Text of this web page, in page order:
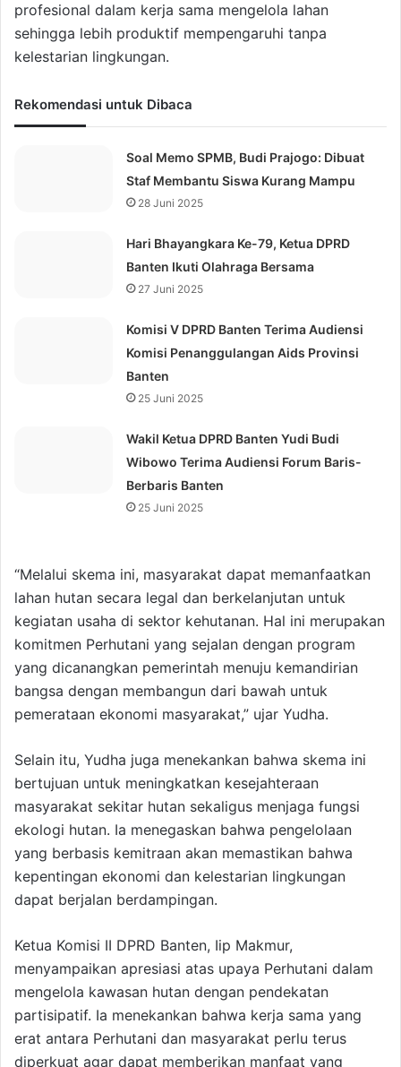
profesional dalam kerja sama mengelola lahan
sehingga lebih produktif mempengaruhi tanpa
kelestarian lingkungan.
Rekomendasi untuk Dibaca
Soal Memo SPMB, Budi Prajogo: Dibuat
Staf Membantu Siswa Kurang Mampu
28 Juni 2025
Hari Bhayangkara Ke-79, Ketua DPRD
Banten Ikuti Olahraga Bersama
27 Juni 2025
Komisi V DPRD Banten Terima Audiensi
Komisi Penanggulangan Aids Provinsi
Banten
25 Juni 2025
Wakil Ketua DPRD Banten Yudi Budi
Wibowo Terima Audiensi Forum Baris-
Berbaris Banten
25 Juni 2025
“Melalui skema ini, masyarakat dapat memanfaatkan
lahan hutan secara legal dan berkelanjutan untuk
kegiatan usaha di sektor kehutanan. Hal ini merupakan
komitmen Perhutani yang sejalan dengan program
yang dicanangkan pemerintah menuju kemandirian
bangsa dengan membangun dari bawah untuk
pemerataan ekonomi masyarakat,” ujar Yudha.
Selain itu, Yudha juga menekankan bahwa skema ini
bertujuan untuk meningkatkan kesejahteraan
masyarakat sekitar hutan sekaligus menjaga fungsi
ekologi hutan. Ia menegaskan bahwa pengelolaan
yang berbasis kemitraan akan memastikan bahwa
kepentingan ekonomi dan kelestarian lingkungan
dapat berjalan berdampingan.
Ketua Komisi II DPRD Banten, Iip Makmur,
menyampaikan apresiasi atas upaya Perhutani dalam
mengelola kawasan hutan dengan pendekatan
partisipatif. Ia menekankan bahwa kerja sama yang
erat antara Perhutani dan masyarakat perlu terus
diperkuat agar dapat memberikan manfaat yang